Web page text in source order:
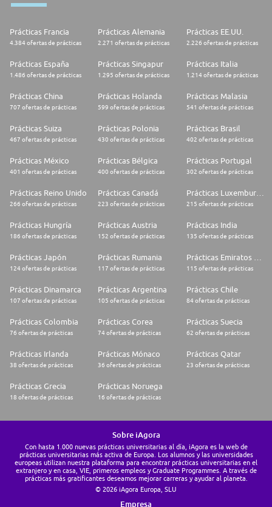
Prácticas Francia
4.384 ofertas de prácticas
Prácticas Alemania
2.271 ofertas de prácticas
Prácticas EE.UU.
2.226 ofertas de prácticas
Prácticas España
1.486 ofertas de prácticas
Prácticas Singapur
1.295 ofertas de prácticas
Prácticas Italia
1.214 ofertas de prácticas
Prácticas China
707 ofertas de prácticas
Prácticas Holanda
599 ofertas de prácticas
Prácticas Malasia
541 ofertas de prácticas
Prácticas Suiza
467 ofertas de prácticas
Prácticas Polonia
430 ofertas de prácticas
Prácticas Brasil
402 ofertas de prácticas
Prácticas México
401 ofertas de prácticas
Prácticas Bélgica
400 ofertas de prácticas
Prácticas Portugal
302 ofertas de prácticas
Prácticas Reino Unido
266 ofertas de prácticas
Prácticas Canadá
223 ofertas de prácticas
Prácticas Luxemburgo
215 ofertas de prácticas
Prácticas Hungría
186 ofertas de prácticas
Prácticas Austria
152 ofertas de prácticas
Prácticas India
135 ofertas de prácticas
Prácticas Japón
124 ofertas de prácticas
Prácticas Rumania
117 ofertas de prácticas 115 ofertas de prácticas
Prácticas Dinamarca
107 ofertas de prácticas
Prácticas Argentina
105 ofertas de prácticas
Prácticas Chile
84 ofertas de prácticas
Prácticas Colombia
76 ofertas de prácticas
Prácticas Corea
74 ofertas de prácticas
Prácticas Suecia
62 ofertas de prácticas
Prácticas Irlanda
38 ofertas de prácticas
Prácticas Mónaco
36 ofertas de prácticas
Prácticas Qatar
23 ofertas de prácticas
Prácticas Grecia
18 ofertas de prácticas
Prácticas Noruega
16 ofertas de prácticas
Sobre iAgora
Con hasta 1.000 nuevas prácticas universitarias al día, iAgora es la web de
prácticas universitarias más activa de Europa. Los alumnos y las universidades
europeas utilizan nuestra plataforma para encontrar prácticas universitarias en el
extranjero y en casa, VIE, primeros empleos y Graduate Programmes. A través de
prácticas más gratificantes deseamos mejorar carreras y ayudar al planeta.
© 2026 iAgora Europa, SLU
Empresa